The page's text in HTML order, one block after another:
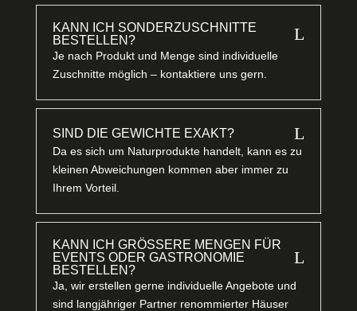
KANN ICH SONDERZUSCHNITTE
BESTELLEN?
L
Je nach Produkt und Menge sind individuelle
Zuschnitte möglich – kontaktiere uns gern.
SIND DIE GEWICHTE EXAKT? L
Da es sich um Naturprodukte handelt, kann es zu
kleinen Abweichungen kommen aber immer zu
Ihrem Vorteil.
KANN ICH GRÖSSERE MENGEN FÜR E
VENTS ODER GASTRONOMIE B
ESTELLEN?
L
Ja, wir erstellen gerne individuelle Angebote und
sind langjähriger Partner renommierter Häuser